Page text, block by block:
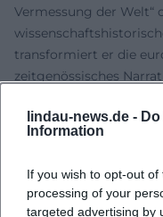
lindau-news.de -
Information
If you wish to opt-out
processing of your
targeted advertising by
Vermessung der Welt“
transformiert er die
zeitgenössisches
Überleben; in „Du
klaustrophobisches
Präzision und
Fähigkeit, Tonarten zu
Themen zu variieren –